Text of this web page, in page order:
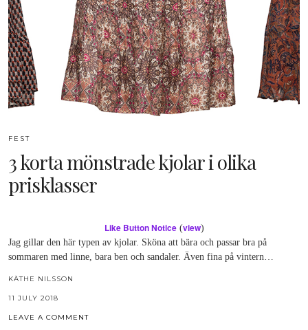
FEST
3 korta mönstrade kjolar i olika
prisklasser
Like Button Notice(view)
Jag gillar den här typen av kjolar. Sköna att bära och passar bra på
sommaren med linne, bara ben och sandaler. Även fina på vintern…
KÄTHE NILSSON
11 JULY 2018
LEAVE A COMMENT